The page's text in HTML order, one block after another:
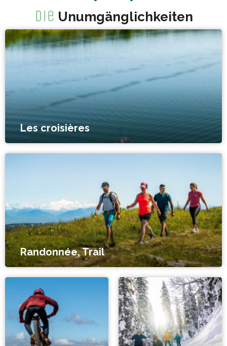
Die Unumgänglichkeiten
Les croisières
Randonnée, Trail